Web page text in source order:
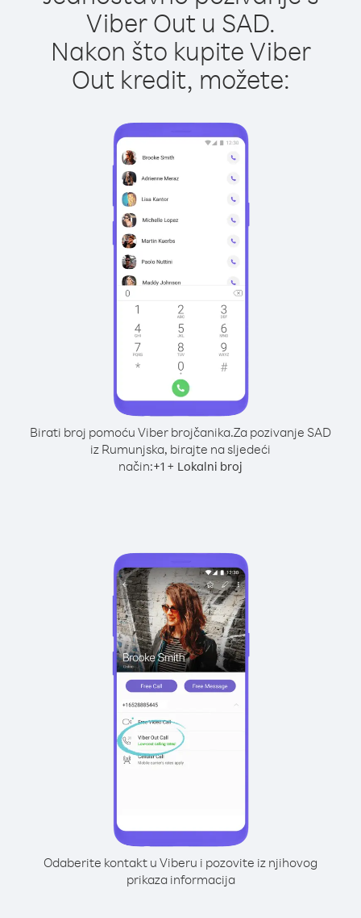
Viber Out u SAD.
Nakon što kupite Viber
Out kredit, možete:
Birati broj pomoću Viber brojčanika.Za pozivanje SAD
iz Rumunjska, birajte na sljedeći
način:+1 + Lokalni broj
Odaberite kontakt u Viberu i pozovite iz njihovog
prikaza informacija